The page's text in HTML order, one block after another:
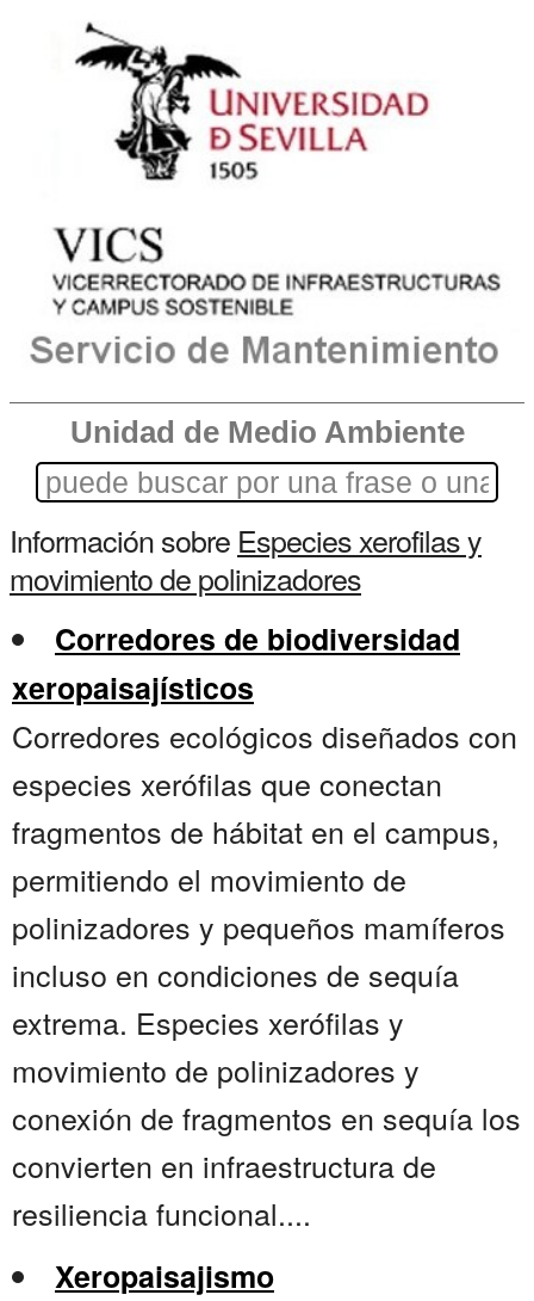
Unidad de Medio Ambiente
Información sobre Especies xerofilas y
movimiento de polinizadores
Corredores de biodiversidad
xeropaisajísticos
Corredores ecológicos diseñados con
especies xerófilas que conectan
fragmentos de hábitat en el campus,
permitiendo el movimiento de
polinizadores y pequeños mamíferos
incluso en condiciones de sequía
extrema. Especies xerófilas y
movimiento de polinizadores y
conexión de fragmentos en sequía los
convierten en infraestructura de
resiliencia funcional....
Xeropaisajismo